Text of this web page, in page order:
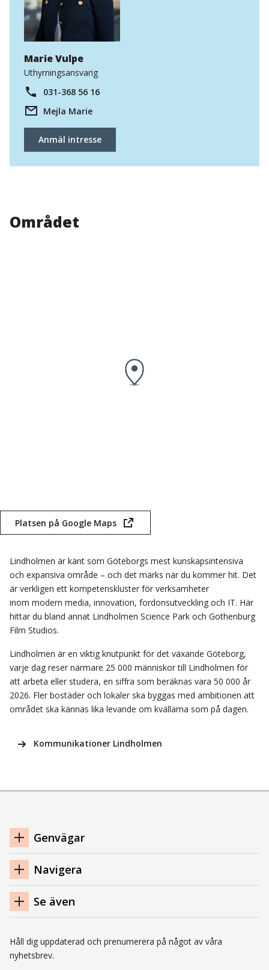
Marie Vulpe
Uthyrningsansvarig
031-368 56 16
Mejla Marie
Anmäl intresse
Området
Platsen på Google Maps
(öppnas
nytt
fönster)
Lindholmen är känt som Göteborgs mest kunskapsintensiva
och expansiva område – och det märks när du kommer hit. Det
är verkligen ett kompetenskluster för verksamheter
inom modern media, innovation, fordonsutveckling och IT. Här
hittar du bland annat Lindholmen Science Park och Gothenburg
Film Studios.
Lindholmen är en viktig knutpunkt för det växande Göteborg,
varje dag reser närmare 25 000 människor till Lindholmen för
att arbeta eller studera, en siffra som beräknas vara 50 000 år
2026. Fler bostäder och lokaler ska byggas med ambitionen att
området ska kännas lika levande om kvällarna som på dagen.
Kommunikationer Lindholmen
Navigation
sidfot
Genvägar
Navigera
Se även
Håll dig uppdaterad och prenumerera på något av våra
nyhetsbrev.